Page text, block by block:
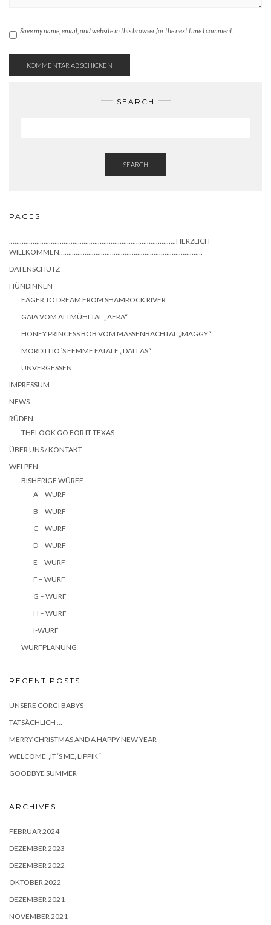
Save my name, email, and website in this browser for the next time I comment.
SEARCH
SEARCH
PAGES
………………………………………………………………………………..HERZLICH
WILLKOMMEN…………………………………………………………………….
DATENSCHUTZ
HÜNDINNEN
EAGER TO DREAM FROM SHAMROCK RIVER
GAIA VOM ALTMÜHLTAL „AFRA“
HONEY PRINCESS BOB VOM MASSENBACHTAL „MAGGY“
MORDILLIO´S FEMME FATALE „DALLAS“
UNVERGESSEN
IMPRESSUM
NEWS
RÜDEN
THELOOK GO FOR IT TEXAS
ÜBER UNS / KONTAKT
WELPEN
BISHERIGE WÜRFE
A – WURF
B – WURF
C – WURF
D – WURF
E – WURF
F – WURF
G – WURF
H – WURF
I-WURF
WURFPLANUNG
RECENT POSTS
UNSERE CORGI BABYS
TATSÄCHLICH …
MERRY CHRISTMAS AND A HAPPY NEW YEAR
WELCOME „IT´S ME, LIPPIK“
GOODBYE SUMMER
ARCHIVES
FEBRUAR 2024
DEZEMBER 2023
DEZEMBER 2022
OKTOBER 2022
DEZEMBER 2021
NOVEMBER 2021